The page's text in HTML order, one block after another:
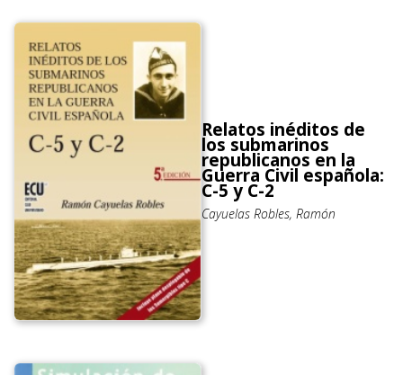
Relatos inéditos de
los submarinos
republicanos en la
Guerra Civil española:
C-5 y C-2
Cayuelas Robles, Ramón